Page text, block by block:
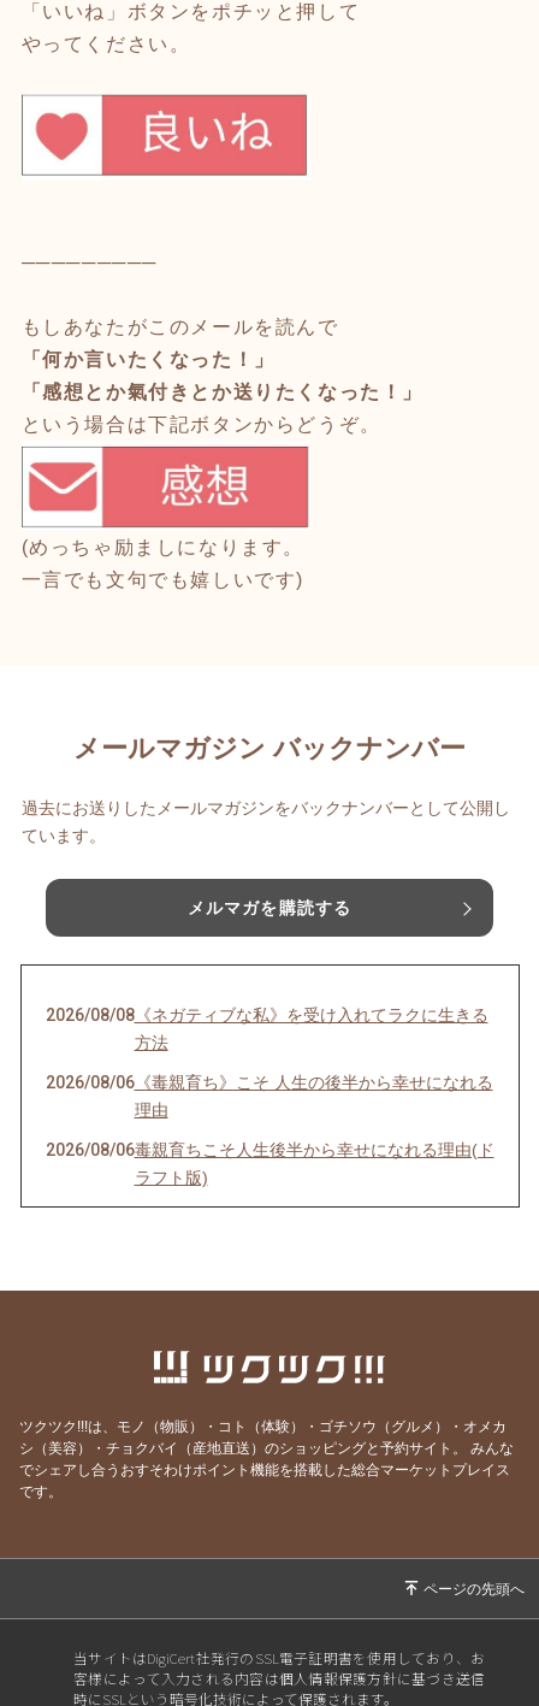
「いいね」ボタンをポチッと押して
やってください。
─────────
もしあなたがこのメールを読んで
「何か言いたくなった！」
「感想とか氣付きとか送りたくなった！」
という場合は下記ボタンからどうぞ。
(めっちゃ励ましになります。
一言でも文句でも嬉しいです)
メールマガジン バックナンバー
過去にお送りしたメールマガジンをバックナンバーとして公開し
ています。
メルマガを購読する
2026/08/08《ネガティブな私》を受け入れてラクに生きる
方法
2026/08/06《毒親育ち》こそ 人生の後半から幸せになれる
理由
2026/08/06毒親育ちこそ人生後半から幸せになれる理由(ド
ラフト版)
2026/07/29最も楽に、しかも確実に人生を好転させる方法
とは？
ました💦
2026/07/19本当に全ては自分だった…！これが分かれば何
あの人を「酷い人」にしていたのは、私だった
2026/07/05とことん自分と向き合うと人生はここまで変わ
2026/06/30 自分のことが一番わからない
ツクツク!!!は、モノ（物販）・コト（体験）・ゴチソウ（グルメ）・オメカ
シ（美容）・チョクバイ（産地直送）のショッピングと予約サイト。
みんな
でシェアし合うおすそわけポイント機能を搭載した総合マーケットプレイス
です。
当サイトはDigiCert社発行のSSL電子証明書を使用しており、お
客様によって入力される内容は個人情報保護方針に基づき送信
時にSSLという暗号化技術によって保護されます。